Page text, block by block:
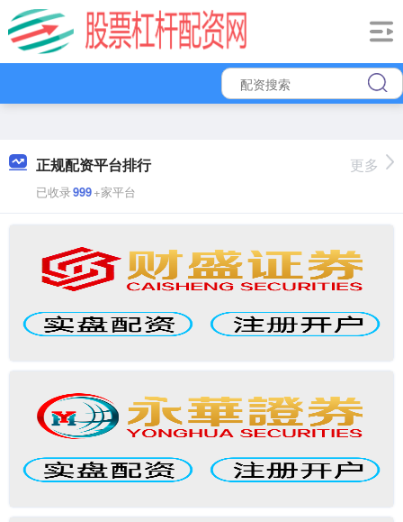
正规配资平台排行
已收录999+家平台
更多